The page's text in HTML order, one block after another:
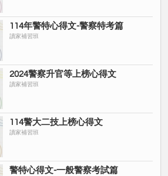
114年警特心得文-警察特考篇
讀家補習班
2024警察升官等上榜心得文
讀家補習班
114警大二技上榜心得文
讀家補習班
警特心得文-一般警察考試篇